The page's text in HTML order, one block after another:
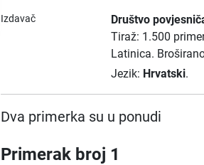
Izdavač Društvo
Tiraž: 1.500
Latinica.
Jezik: Hrvatski.
Dva primerka su u ponudi
Primerak broj 1